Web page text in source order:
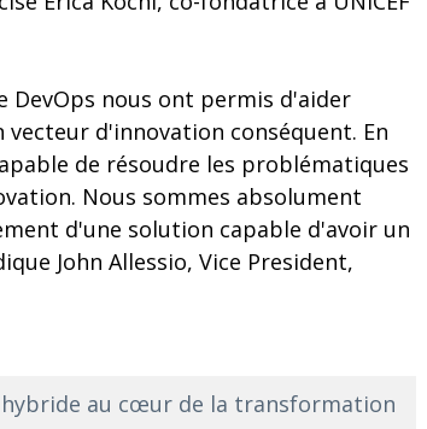
nous ont permis d'aider
vecteur d'innovation conséquent. En
de résoudre les problématiques
Nous sommes absolument
d'une solution capable d'avoir un
John Allessio, Vice President,
hybride au cœur de la transformation